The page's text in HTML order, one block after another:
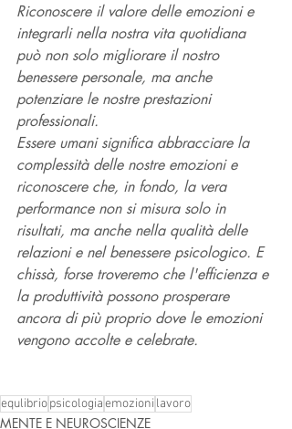
Riconoscere il valore delle emozioni e
integrarli nella nostra vita quotidiana
può non solo migliorare il nostro
benessere personale, ma anche
potenziare le nostre prestazioni
professionali.
Essere umani significa abbracciare la
complessità delle nostre emozioni e
riconoscere che, in fondo, la vera
performance non si misura solo in
risultati, ma anche nella qualità delle
relazioni e nel benessere psicologico. E
chissà, forse troveremo che l'efficienza e
la produttività possono prosperare
ancora di più proprio dove le emozioni
vengono accolte e celebrate.
equlibriopsicologiaemozioni lavoro
MENTE E NEUROSCIENZE